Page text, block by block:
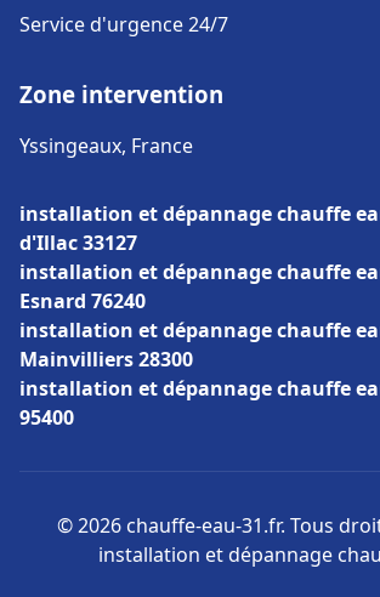
Service d'urgence 24/7
Zone intervention
Yssingeaux, France
installation et dépannage chauffe
d'Illac 33127
installation et dépannage chauffe
Esnard 76240
installation et dépannage chauffe
Mainvilliers 28300
installation et dépannage chauffe
95400
© 2026 chauffe-eau-31.fr. Tous
installation et dépannage